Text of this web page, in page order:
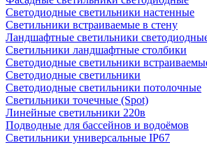
Светодиодные светильники настенные
Светильники встраиваемые в стену
Ландшафтные светильники
Светильники ландшафтные столбики
Светодиодные светильники
Светодиодные светильники
Светодиодные светильники потолочные
Светильники точечные (Spot)
Линейные светильники 220в
Подводные для бассейнов и водоёмов
Светильники универсальные IP67